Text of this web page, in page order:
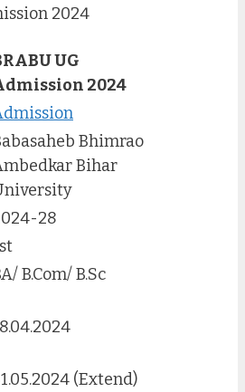
2024
UG
2024
Bhimrao
Bihar
28
B.Com/ B.Sc
(Extend)